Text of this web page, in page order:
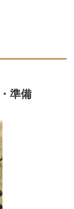
準備